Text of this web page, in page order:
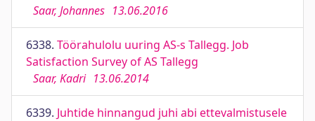
Saar, Johannes 13.06.2016
6338. Töörahulolu uuring AS-s Tallegg. Job
Satisfaction Survey of AS Tallegg
Saar, Kadri 13.06.2014
6339. Juhtide hinnangud juhi abi ettevalmistusele